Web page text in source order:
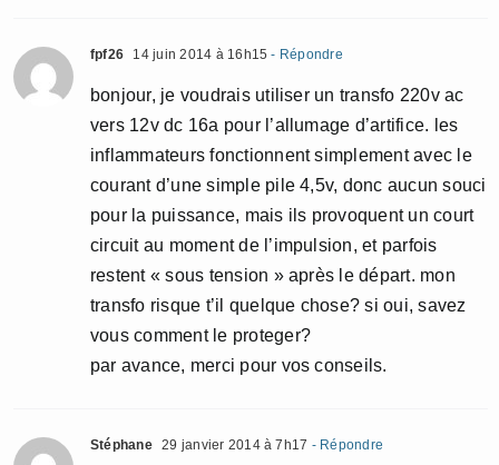
fpf26 14 juin 2014 à 16h15 - Répondre
bonjour, je voudrais utiliser un transfo 220v ac
vers 12v dc 16a pour l’allumage d’artifice. les
inflammateurs fonctionnent simplement avec le
courant d’une simple pile 4,5v, donc aucun souci
pour la puissance, mais ils provoquent un court
circuit au moment de l’impulsion, et parfois
restent « sous tension » après le départ. mon
transfo risque t’il quelque chose? si oui, savez
vous comment le proteger?
par avance, merci pour vos conseils.
Stéphane 29 janvier 2014 à 7h17 - Répondre